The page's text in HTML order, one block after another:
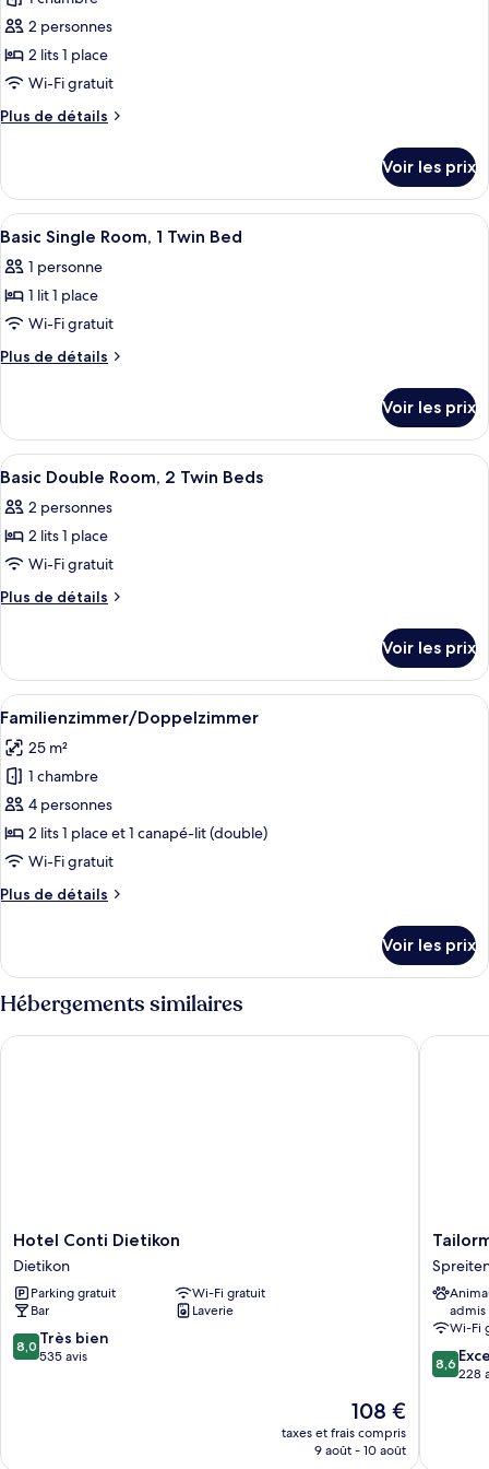
lit
une
place
pour
ce
type
chambre :
2
lits
une
place
2 personnes
2 lits 1 place
Wi-Fi gratuit
Plus de détails
Plus
le
type
de
Chambre
Double,
lits
une
place
Voir les prix
Afficher
toutes
les
photos
pour
ce
chambre :
Basic
Single
Room,
1
Twin
Bed
Coffres-forts dans les chambres,
6
Basic Single Room, 1 Twin Bed
1 personne
1 lit 1 place
Wi-Fi gratuit
Plus de détails
Plus
le
type
de
Basic
Single
Twin
Bed
Voir les prix
Afficher
toutes
les
photos
pour
ce
chambre :
Basic
Double
Room,
2
Twin
Beds
Une chambre d’hôtel avec deux
12
Basic Double Room, 2 Twin Beds
2 personnes
2 lits 1 place
Wi-Fi gratuit
Plus de détails
Plus
le
type
de
Basic
Double
Room,
2
Twin
Beds
Voir les prix
Afficher
toutes
les
photos
pour
ce
type
chambre :
Une chambre d’hôtel avec un
5
Familienzimmer/Doppelzimmer
25 m²
1 chambre
4 personnes
2 lits 1 place et 1 canapé-lit (double)
Wi-Fi gratuit
Plus de détails
Plus
le
type
de
chambre
Familienzimmer/Doppelzimmer
Voir les prix
Hébergements similaires
Hotel
Conti
Dietikon
Dietikon
Hotel Conti Dietikon
Dietikon
Parking gratuit
Wi-Fi gratuit
Bar
Laverie
8.0
sur
8,0 Très bien
535 avis
Le
nouveau
prix
108 €
taxes et frais compris
9 août - 10 août
Hotel Conti Dietikon
Hotel
IDEA
admis
Wi-Fi
8.6
sur
8,6
228